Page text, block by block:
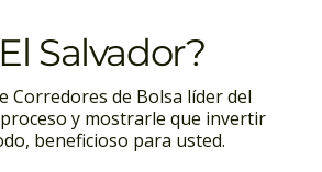
Salvador?
Corredores de Bolsa líder del
y mostrarle que invertir
beneficioso para usted.